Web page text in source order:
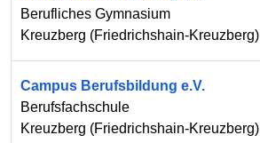
Berufliches Gymnasium
Kreuzberg (Friedrichshain-Kreuzberg)
Campus Berufsbildung e.V.
Berufsfachschule
Kreuzberg (Friedrichshain-Kreuzberg)